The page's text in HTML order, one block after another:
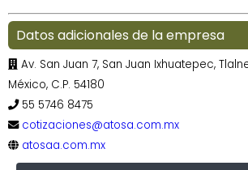
Datos adicionales de la empresa
Av. San Juan 7, San Juan Ixhuatepec,
México, C.P. 54180
55 5746 8475
cotizaciones@atosa.com.mx
atosaa.com.mx